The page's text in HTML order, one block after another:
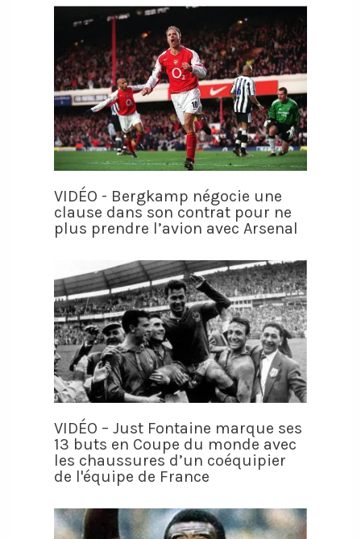
VIDÉO - Bergkamp négocie une
clause dans son contrat pour ne
plus prendre l’avion avec Arsenal
VIDÉO – Just Fontaine marque ses
13 buts en Coupe du monde avec
les chaussures d’un coéquipier
de l'équipe de France